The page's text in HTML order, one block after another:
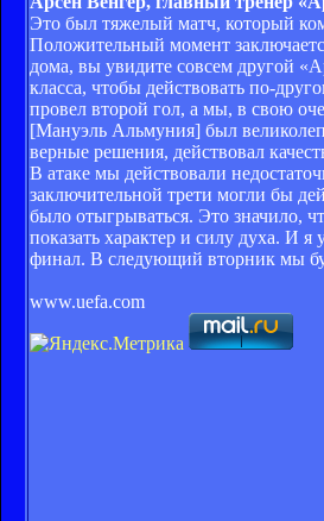
Это был тяжелый матч, который
Положительный момент
дома, вы увидите совсем другой
класса, чтобы действовать по-
провел второй гол, а мы, в свою
[Мануэль Альмуния] был
верные решения, действовал
В атаке мы действовали
заключительной трети могли бы
было отыгрываться. Это значило,
показать характер и силу духа. И
финал. В следующий вторник мы
www.uefa.com